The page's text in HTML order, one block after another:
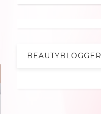
BEAUTYBLOGGER